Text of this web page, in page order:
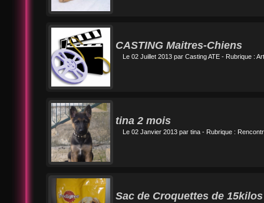
CASTING Maitres-Chiens
Le 02 Juillet 2013 par Casting ATE - Rubrique :
tina 2 mois
Le 02 Janvier 2013 par tina - Rubrique :
Sac de Croquettes de